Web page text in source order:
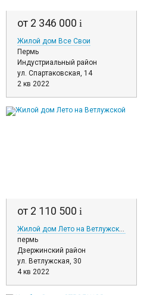
от 2 346 000 i
Жилой дом Все Свои
Пермь
Индустриальный район
ул. Спартаковская, 14
2 кв 2022
от 2 110 500 i
Жилой дом Лето на Ветлужской
пермь
Дзержинский район
ул. Ветлужская, 30
4 кв 2022